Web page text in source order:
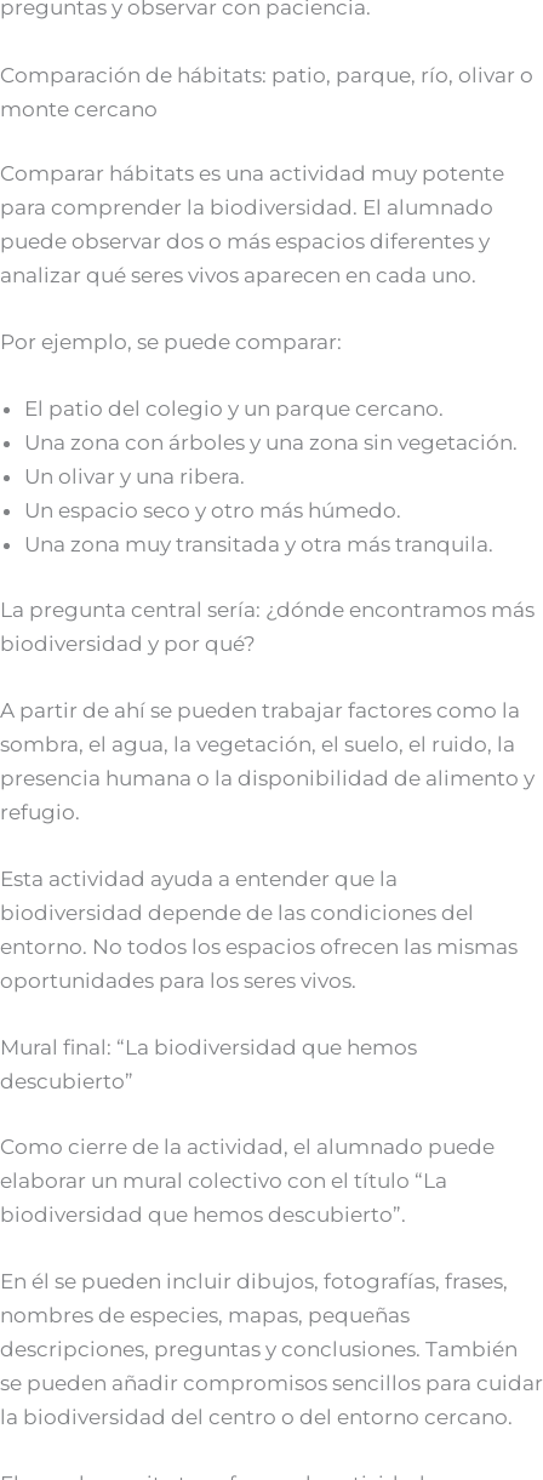
preguntas y observar con paciencia.
Comparación de hábitats: patio, parque, río, olivar o
monte cercano
Comparar hábitats es una actividad muy potente
para comprender la biodiversidad. El alumnado
puede observar dos o más espacios diferentes y
analizar qué seres vivos aparecen en cada uno.
Por ejemplo, se puede comparar:
El patio del colegio y un parque cercano.
Una zona con árboles y una zona sin vegetación.
Un olivar y una ribera.
Un espacio seco y otro más húmedo.
Una zona muy transitada y otra más tranquila.
La pregunta central sería: ¿dónde encontramos más
biodiversidad y por qué?
A partir de ahí se pueden trabajar factores como la
sombra, el agua, la vegetación, el suelo, el ruido, la
presencia humana o la disponibilidad de alimento y
refugio.
Esta actividad ayuda a entender que la
biodiversidad depende de las condiciones del
entorno. No todos los espacios ofrecen las mismas
oportunidades para los seres vivos.
Mural final: “La biodiversidad que hemos
descubierto”
Como cierre de la actividad, el alumnado puede
elaborar un mural colectivo con el título “La
biodiversidad que hemos descubierto”.
En él se pueden incluir dibujos, fotografías, frases,
nombres de especies, mapas, pequeñas
descripciones, preguntas y conclusiones. También
se pueden añadir compromisos sencillos para cuidar
la biodiversidad del centro o del entorno cercano.